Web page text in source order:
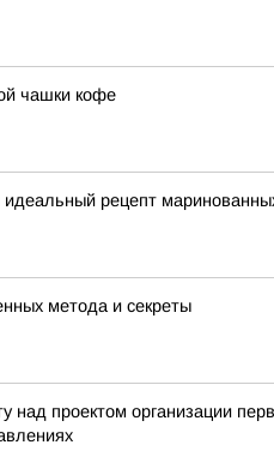
чашки кофе
рецепт
метода и секреты
над проектом организации